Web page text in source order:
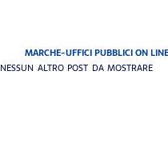
MARCHE-UFFICI PUBBLICI ON LINE
NESSUN ALTRO POST DA MOSTRARE